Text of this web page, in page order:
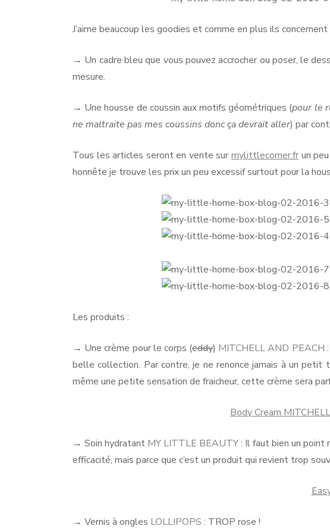
J’aime beaucoup les goodies et comme en plus ils
→ Un cadre bleu que vous pouvez accrocher ou poser, le
mesure.
→ Une housse de coussin aux motifs géométriques (pour le
ne maltraite pas mes coussins donc ça devrait aller) par
Tous les articles seront en vente surmylittlecorner.fr un
honnête je trouve les prix un peu excessif surtout pour la
Les produits :
→ Une crème pour le corps (eddy) MITCHELL AND PEACH
belle collection. Par contre, je ne renonce jamais à un petit
même une petite sensation de fraicheur, cette crème sera
Body Cream
→ Soin hydratant MY LITTLE BEAUTY: Il faut bien un point
efficacité, mais parce que c’est un produit qui revient trop
→ Vernis à ongles LOLLIPOPS : TROP rose !